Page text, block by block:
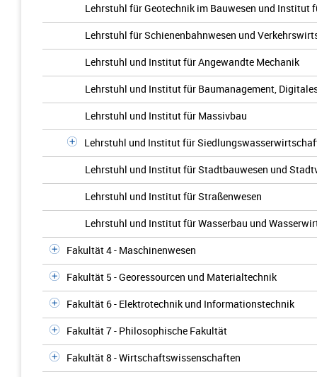
Lehrstuhl für Geotechnik im Bauwesen und Institut
Lehrstuhl für Schienenbahnwesen und
Lehrstuhl und Institut für Angewandte Mechanik
Lehrstuhl und Institut für Baumanagement,
Lehrstuhl und Institut für Massivbau
Lehrstuhl und Institut für
Lehrstuhl und Institut für Stadtbauwesen und
Lehrstuhl und Institut für Straßenwesen
Lehrstuhl und Institut für Wasserbau und
Fakultät 4 - Maschinenwesen
Fakultät 5 - Georessourcen und Materialtechnik
Fakultät 6 - Elektrotechnik und Informationstechnik
Fakultät 7 - Philosophische Fakultät
Fakultät 8 - Wirtschaftswissenschaften